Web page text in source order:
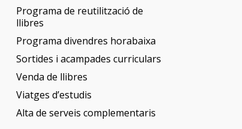
Programa de reutilització de
llibres
Programa divendres horabaixa
Sortides i acampades curriculars
Venda de llibres
Viatges d’estudis
Alta de serveis complementaris